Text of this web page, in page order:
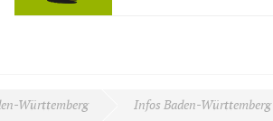
Württemberg Infos Baden-Württemberg